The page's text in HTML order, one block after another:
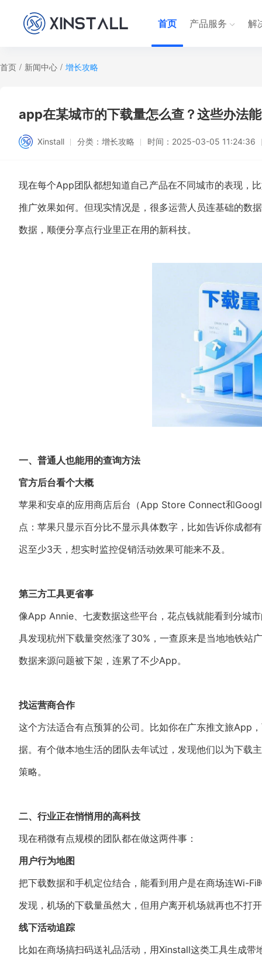
首页 产品服务 解
首页 / 新闻中心 / 增长攻略
app在某城市的下载量怎么查？这些办法
Xinstall 分类： 增长攻略 时间： 2025-03-05 11:24:36
现在每个App团队都想知道自己产品在不同城市的表现，
推广效果如何。但现实情况是，很多运营人员连基础的数
数据，顺便分享点行业里正在用的新科技。
一、普通人也能用的查询方法
官方后台看个大概
苹果和安卓的应用商店后台（App Store Connect和
点：苹果只显示百分比不显示具体数字，比如告诉你成都
迟至少3天，想实时监控促销活动效果可能来不及。
第三方工具更省事
像App Annie、七麦数据这些平台，花点钱就能看到分城
具发现杭州下载量突然涨了30%，一查原来是当地地铁站
数据来源问题被下架，连累了不少App。
找运营商合作
这个方法适合有点预算的公司。比如你在广东推文旅App
据。有个做本地生活的团队去年试过，发现他们以为下载
策略。
二、行业正在悄悄用的高科技
现在稍微有点规模的团队都在做这两件事：
用户行为地图
把下载数据和手机定位结合，能看到用户是在商场连Wi-
发现，机场的下载量虽然大，但用户离开机场就再也不打
线下活动追踪
比如在商场搞扫码送礼品活动，用Xinstall这类工具生成